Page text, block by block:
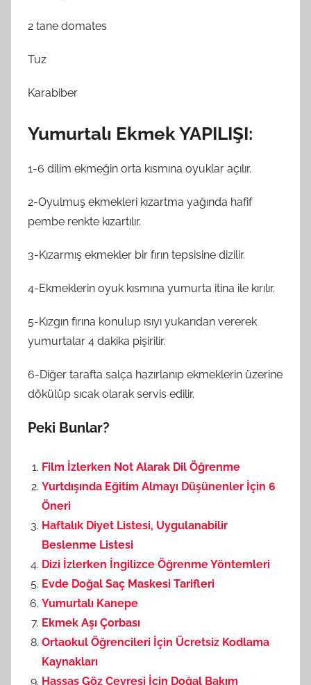
2 tane domates
Tuz
Karabiber
Yumurtalı Ekmek YAPILIŞI:
1-6 dilim ekmeğin orta kısmına oyuklar açılır.
2-Oyulmuş ekmekleri kızartma yağında hafif
pembe renkte kızartılır.
3-Kızarmış ekmekler bir fırın tepsisine dizilir.
4-Ekmeklerin oyuk kısmına yumurta itina ile kırılır.
5-Kızgın fırına konulup ısıyı yukarıdan vererek
yumurtalar 4 dakika pişirilir.
6-Diğer tarafta salça hazırlanıp ekmeklerin üzerine
dökülüp sıcak olarak servis edilir.
Peki Bunlar?
Film İzlerken Not Alarak Dil Öğrenme
Yurtdışında Eğitim Almayı Düşünenler İçin 6
Öneri
Haftalık Diyet Listesi, Uygulanabilir
Beslenme Listesi
Dizi İzlerken İngilizce Öğrenme Yöntemleri
Evde Doğal Saç Maskesi Tarifleri
Yumurtalı Kanepe
Ekmek Aşı Çorbası
Ortaokul Öğrencileri İçin Ücretsiz Kodlama
Kaynakları
Hassas Göz Çevresi İçin Doğal Bakım